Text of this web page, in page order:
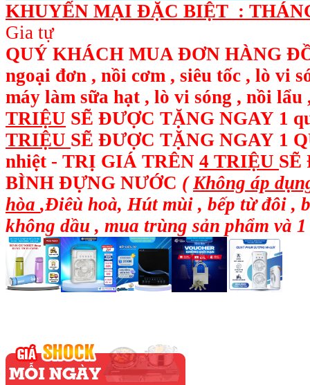
KHUYẾN MẠI ĐẶC BIỆT :
Gia tự
QUÝ KHÁCH MUA ĐƠN HÀNG
ngoại đơn , nồi cơm , siêu tốc , lò vi
máy làm sữa hạt , lò vi sóng , nồi
TRIỆU SẼ ĐƯỢC TẶNG NGAY 1
TRIỆU SẼ ĐƯỢC TẶNG NGAY 1
nhiệt - TRỊ GIÁ TRÊN 4 TRIỆU SẼ
BÌNH ĐỰNG NƯỚC (Không áp
hòa ,Điêù hoà, Hút mùi , bếp từ đôi ,
không dầu , mua trùng sản phẩm và